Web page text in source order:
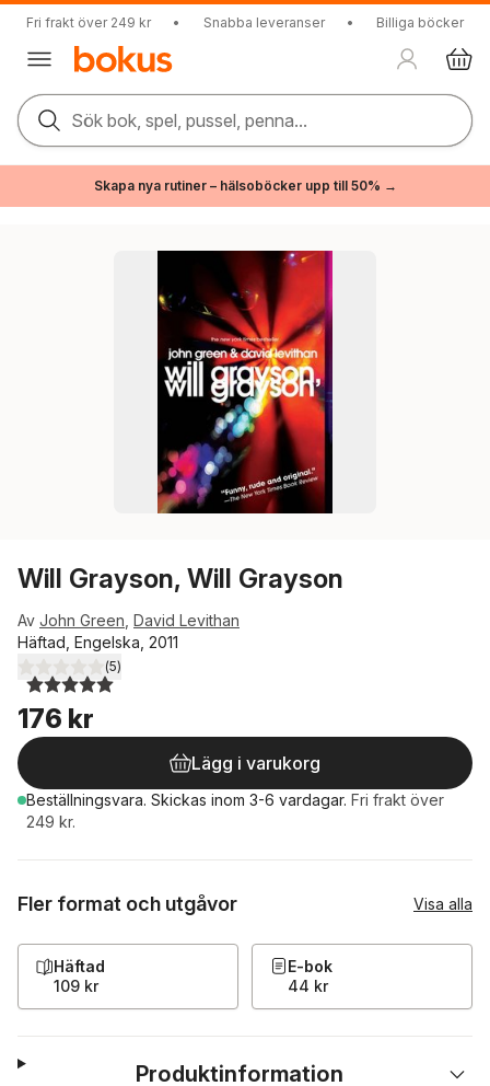
Fri frakt över 249 kr • Snabba leveranser • Billiga böcker
Sök bok, spel, pussel, penna...
Skapa nya rutiner – hälsoböcker upp till 50% →
Will Grayson, Will Grayson
Av John Green David Levithan
Häftad, Engelska, 2011
5,0utav 5 stjärnor. Totalt antal röster:
(5)
176 kr
Lägg i varukorg
Beställningsvara. Skickas inom 3-6 vardagar. Fri frakt över
249 kr.
Fler format och utgåvor Visa alla
Häftad
109 kr
E-bok
44 kr
Produktinformation